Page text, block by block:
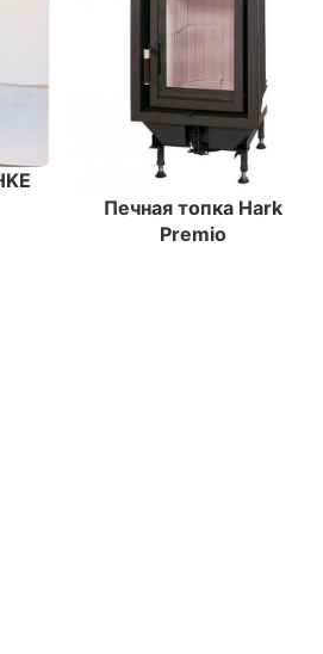
Печная топка Hark
Premio